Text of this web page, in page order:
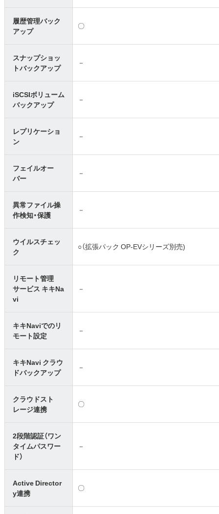
履歴管理バック
アップ
〇
スナップショッ
トバックアップ
－
iSCSIボリューム
バックアップ
－
レプリケーショ
ン
－
フェイルオー
バー
－
異常ファイル操
作検知・保護
－
ウイルスチェッ
ク
○（拡張パック OP-EVシリーズ別売)
リモート管理
サービス キキNa
vi
－
キキNaviでのリ
モート設定
－
キキNavi クラウ
ドバックアップ
－
クラウドスト
レージ連携
〇
2段階認証（ワン
タイムパスワー
ド）
－
Active Director
y連携
〇